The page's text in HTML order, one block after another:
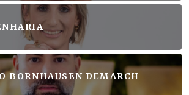
BORNHAUSEN DEMARCH